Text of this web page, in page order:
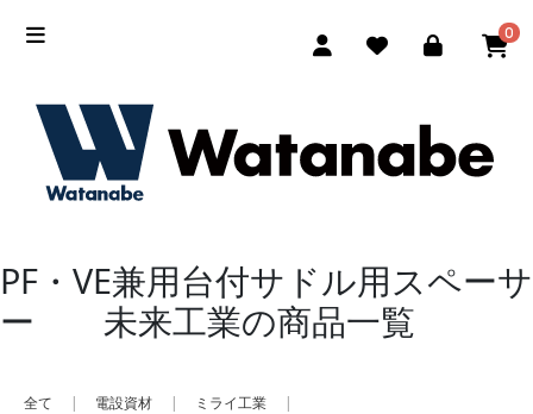
0
PF・VE兼用台付サドル用スペーサ
ー 未来工業の商品一覧
全て | 電設資材 | ミライ工業
|